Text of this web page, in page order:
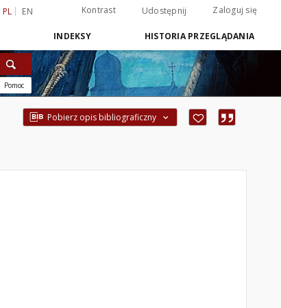
PL EN Kontrast Udostępnij Zaloguj się
INDEKSY HISTORIA PRZEGLĄDANIA
Pomoc
Pobierz opis bibliograficzny